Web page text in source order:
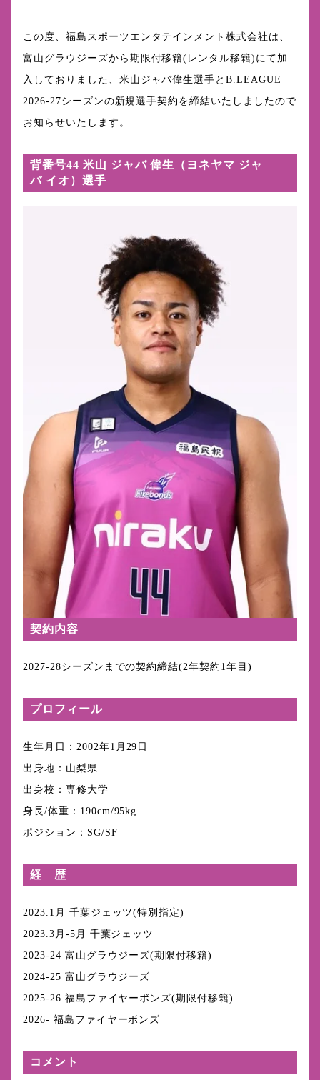
この度、福島スポーツエンタテインメント株式会社は、
富山グラウジーズから期限付移籍(レンタル移籍)にて加
入しておりました、米山ジャバ偉生選手とB.LEAGUE
2026-27シーズンの新規選手契約を締結いたしましたので
お知らせいたします。
背番号44 米山 ジャバ 偉生（ヨネヤマ ジャ
バ イオ）選手
契約内容
2027-28シーズンまでの契約締結(2年契約1年目)
プロフィール
生年月日：2002年1月29日
出身地：山梨県
出身校：専修大学
身長/体重：190cm/95kg
ポジション：SG/SF
経 歴
2023.1月 千葉ジェッツ(特別指定)
2023.3月-5月 千葉ジェッツ
2023-24 富山グラウジーズ(期限付移籍)
2024-25 富山グラウジーズ
2025-26 福島ファイヤーボンズ(期限付移籍)
2026- 福島ファイヤーボンズ
コメント